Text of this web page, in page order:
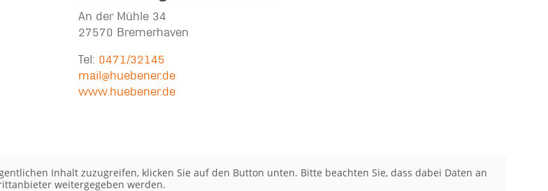
An der Mühle 34
27570 Bremerhaven
Tel: 0471/32145
mail@huebener.de
www.huebener.de
Inhalt zuzugreifen, klicken Sie auf den Button unten. Bitte beachten Sie, dass dabei Daten an
weitergegeben werden.